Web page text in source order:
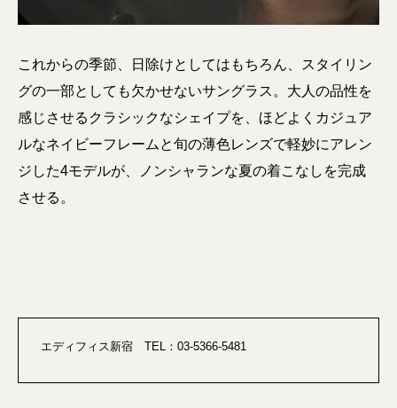
これからの季節、日除けとしてはもちろん、スタイリン
グの一部としても欠かせないサングラス。大人の品性を
感じさせるクラシックなシェイプを、ほどよくカジュア
ルなネイビーフレームと旬の薄色レンズで軽妙にアレン
ジした4モデルが、ノンシャランな夏の着こなしを完成
させる。
エディフィス新宿 TEL：03-5366-5481